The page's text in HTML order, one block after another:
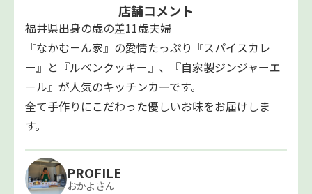
店舗コメント
福井県出身の歳の差11歳夫婦
『なかむ－ん家』の愛情たっぷり『スパイスカレ
ー』と『ルベンクッキー』、『自家製ジンジャーエ
－ル』が人気のキッチンカーです。
全て手作りにこだわった優しいお味をお届けしま
す。
PROFILE
おかよさん